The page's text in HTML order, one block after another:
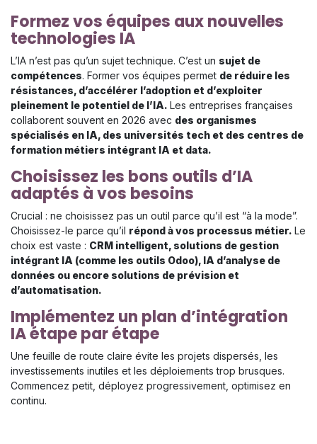
Formez vos équipes aux nouvelles
technologies IA
L’IA n’est pas qu’un sujet technique. C’est un sujet de
compétences. Former vos équipes permet de réduire les
résistances, d’accélérer l’adoption et d’exploiter
pleinement le potentiel de l’IA. Les entreprises françaises
collaborent souvent en 2026 avec des organismes
spécialisés en IA, des universités tech et des centres de
formation métiers intégrant IA et data.
Choisissez les bons outils d’IA
adaptés à vos besoins
Crucial : ne choisissez pas un outil parce qu’il est “à la mode”.
Choisissez-le parce qu’il répond à vos processus métier. Le
choix est vaste : CRM intelligent, solutions de gestion
intégrant IA (comme les outils Odoo), IA d’analyse de
données ou encore solutions de prévision et
d’automatisation.
Implémentez un plan d’intégration
IA étape par étape
Une feuille de route claire évite les projets dispersés, les
investissements inutiles et les déploiements trop brusques.
Commencez petit, déployez progressivement, optimisez en
continu.